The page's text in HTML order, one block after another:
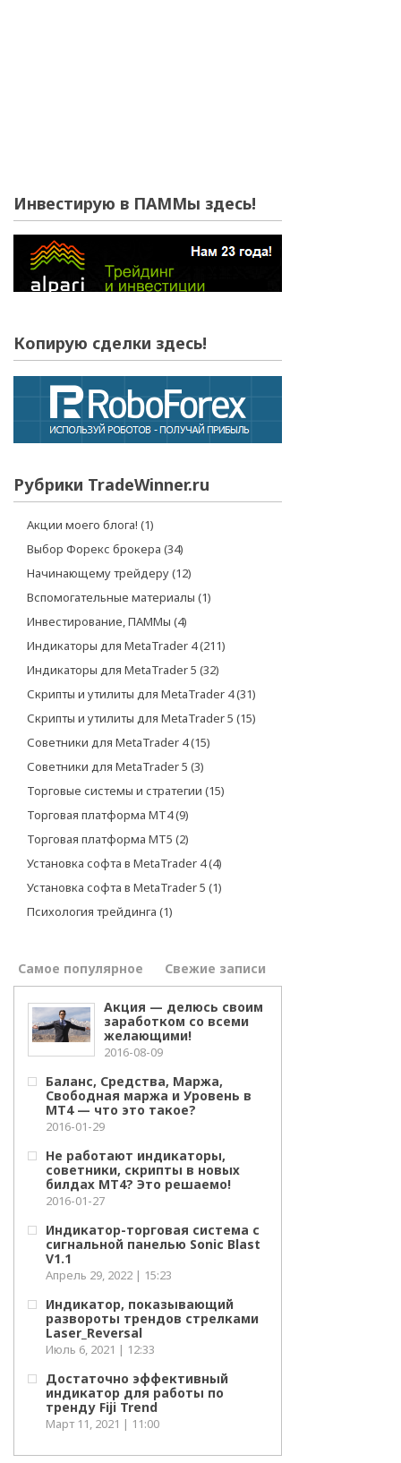
Инвестирую в ПАММы здесь!
Копирую сделки здесь!
Рубрики TradeWinner.ru
Акции моего блога! (1)
Выбор Форекс брокера (34)
Начинающему трейдеру(12)
Вспомогательные материалы (1)
Инвестирование, ПАММы (4)
Индикаторы для MetaTrader 4(211)
Индикаторы для MetaTrader 5 (32)
Скрипты и утилиты для MetaTrader 4(31)
Скрипты и утилиты для MetaTrader 5 (15)
Советники для MetaTrader 4(15)
Советники для MetaTrader 5 (3)
Торговые системы и стратегии (15)
Торговая платформа МТ4(9)
Торговая платформа МТ5 (2)
Установка софта в MetaTrader 4(4)
Установка софта в MetaTrader 5 (1)
Психология трейдинга (1)
Самое популярное Свежие записи
Акция — делюсь своим
заработком со всеми
желающими!
2016-08-09
Баланс, Средства, Маржа,
Свободная маржа и Уровень в
МТ4 — что это такое?
2016-01-29
Не работают индикаторы,
советники, скрипты в новых
билдах МТ4? Это решаемо!
2016-01-27
Индикатор-торговая система с
сигнальной панелью Sonic Blast
V1.1
Апрель 29, 2022 | 15:23
Индикатор, показывающий
развороты трендов стрелками
Laser_Reversal
Июль 6, 2021 | 12:33
Достаточно эффективный
индикатор для работы по
тренду Fiji Trend
Март 11, 2021 | 11:00